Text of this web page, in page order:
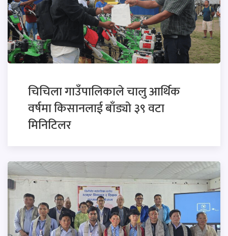
चिचिला गाउँपालिकाले चालु आर्थिक
वर्षमा किसानलाई बाँड्यो ३९ वटा
मिनिटिलर